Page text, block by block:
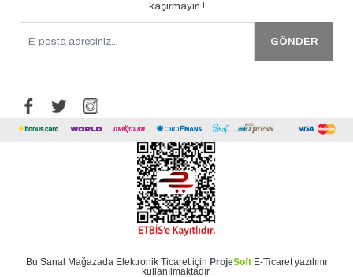
kaçırmayın.!
Bu Sanal Mağazada Elektronik Ticaretiçin ProjeSoft E-Ticaretyazılımı
kullanılmaktadır.